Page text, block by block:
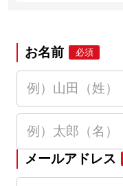
お名前 必須
メールアドレス